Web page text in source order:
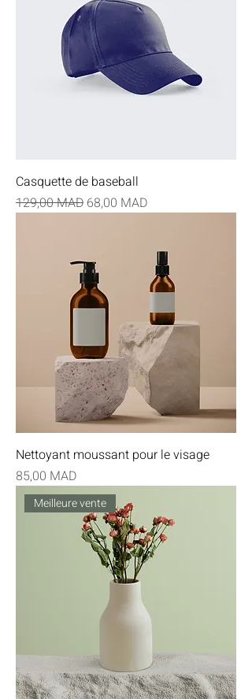
Casquette de baseball
Prix original
129,00 MAD Prix promotionnel
68,00 MAD
Nettoyant moussant pour le visage
Prix
85,00 MAD
Meilleure vente